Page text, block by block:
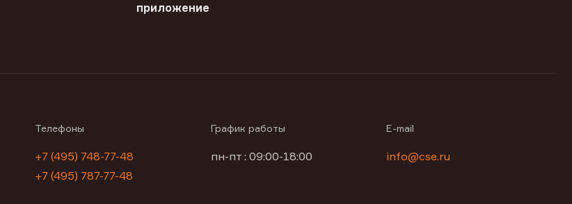
приложение
Телефоны
+7 (495) 748-77-48
+7 (495) 787-77-48
График работы
пн-пт : 09:00-18:00
E-mail
info@cse.ru